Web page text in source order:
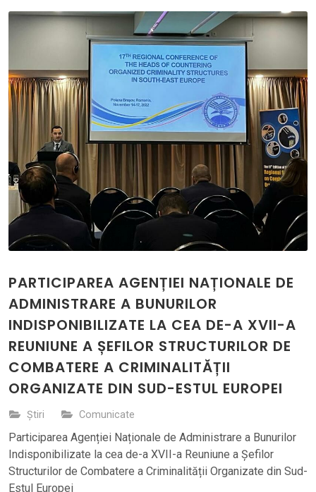
PARTICIPAREA AGENȚIEI NAȚIONALE DE
ADMINISTRARE A BUNURILOR
INDISPONIBILIZATE LA CEA DE-A XVII-A
REUNIUNE A ȘEFILOR STRUCTURILOR DE
COMBATERE A CRIMINALITĂȚII
ORGANIZATE DIN SUD-ESTUL EUROPEI
Știri Comunicate
Participarea Agenției Naționale de Administrare a Bunurilor
Indisponibilizate la cea de-a XVII-a Reuniune a Șefilor
Structurilor de Combatere a Criminalității Organizate din Sud-
Estul Europei